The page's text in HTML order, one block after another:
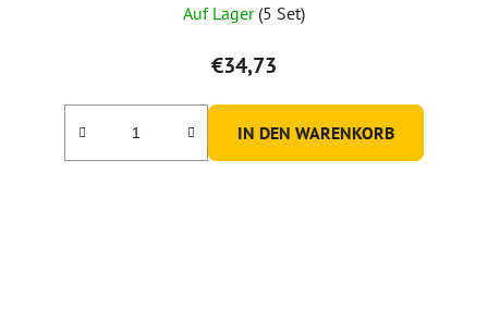
Auf Lager (5 Set)
€34,73
IN DEN WARENKORB